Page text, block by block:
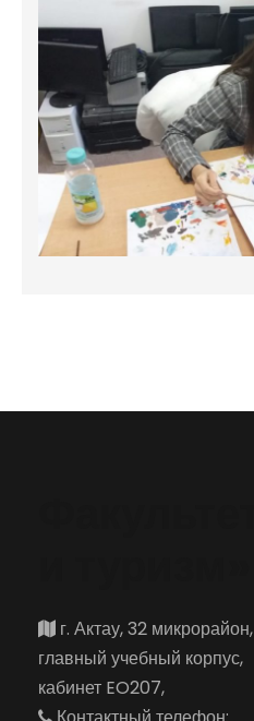
г. Актау, 32 микрорайон,
главный учебный корпус,
кабинет EO207,